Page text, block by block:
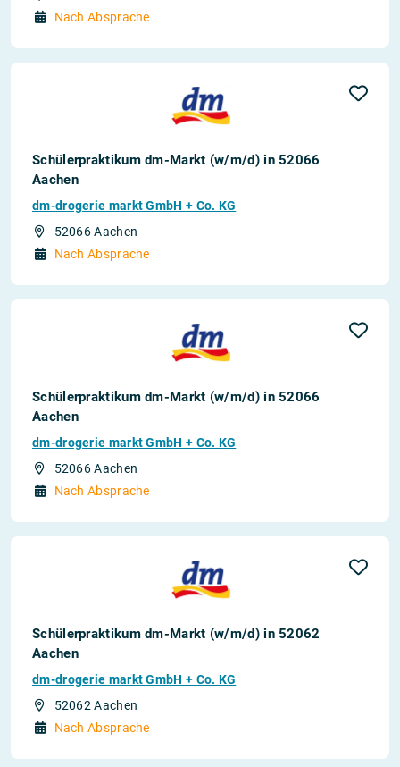
Nach Absprache
Schülerpraktikum dm-Markt (w/m/d) in 52066
Aachen
dm-drogerie markt GmbH + Co. KG
52066 Aachen
Nach Absprache
Schülerpraktikum dm-Markt (w/m/d) in 52066
Aachen
dm-drogerie markt GmbH + Co. KG
52066 Aachen
Nach Absprache
Schülerpraktikum dm-Markt (w/m/d) in 52062
Aachen
dm-drogerie markt GmbH + Co. KG
52062 Aachen
Nach Absprache